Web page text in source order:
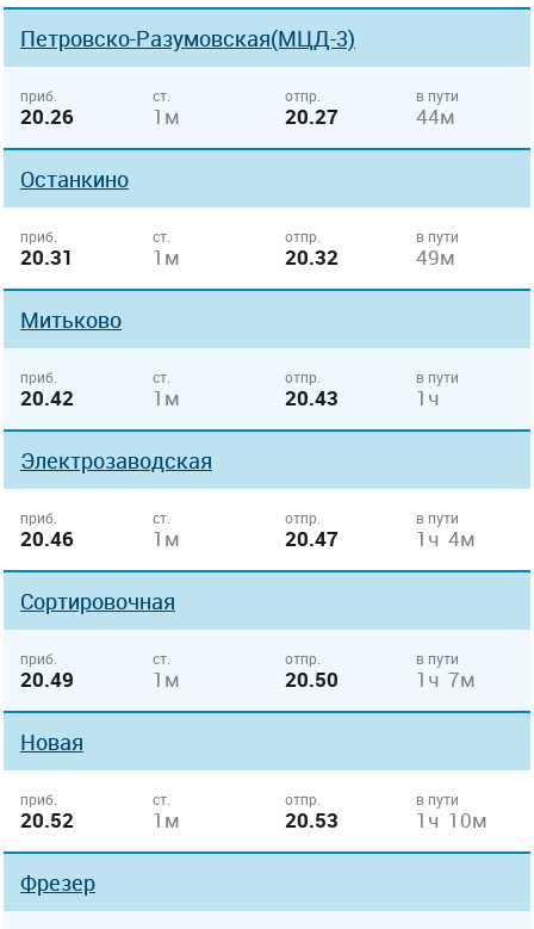
Петровско-Разумовская(МЦД-3)
приб.
20.26
ст.
1м
отпр.
20.27
в пути
44м
Останкино
приб.
20.31
ст.
1м
отпр.
20.32
в пути
49м
Митьково
приб.
20.42
ст.
1м
отпр.
20.43
в пути
1ч
Электрозаводская
приб.
20.46
ст.
1м
отпр.
20.47
в пути
1ч 4м
Сортировочная
приб.
20.49
ст.
1м
отпр.
20.50
в пути
1ч 7м
Новая
приб.
20.52
ст.
1м
отпр.
20.53
в пути
1ч 10м
Фрезер